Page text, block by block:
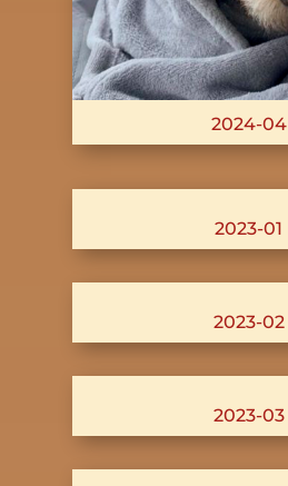
2024-04
2023-01
2023-02
2023-03